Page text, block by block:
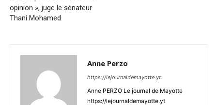
opinion », juge le sénateur
Thani Mohamed
Anne Perzo
https://lejournaldemayotte.yt
Anne PERZO Le journal de Mayotte
https://lejournaldemayotte.yt